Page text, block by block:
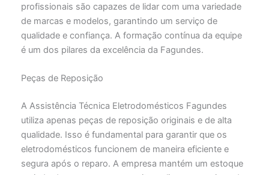
profissionais são capazes de lidar com uma variedade
de marcas e modelos, garantindo um serviço de
qualidade e confiança. A formação contínua da equipe
é um dos pilares da excelência da Fagundes.
Peças de Reposição
A Assistência Técnica Eletrodomésticos Fagundes
utiliza apenas peças de reposição originais e de alta
qualidade. Isso é fundamental para garantir que os
eletrodomésticos funcionem de maneira eficiente e
segura após o reparo. A empresa mantém um estoque